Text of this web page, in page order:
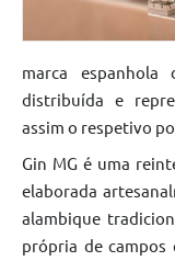
marca
distribuída e
assim o respetivo
Gin MG é uma
elaborada
alambique
própria de campos